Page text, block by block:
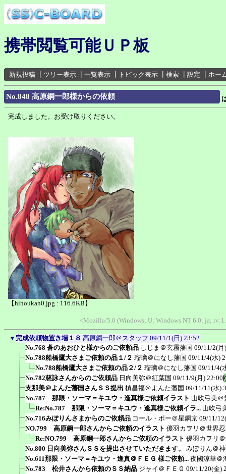
携帯閲覧可能ＵＰ板
新規投稿 ツリー表示 一覧表示 トピック表示 検索 設定 ホー
No.848 高原鋼一郎様からの依頼
完成しました。お受け取りください。
【hihoukan0.jpg : 116.6KB】
<Mozilla/5.0 (Windows; U; Windows NT 6.0; ja;
▼ 完成依頼物置き場１８ 高原鋼一郎＠スタッフ 09/11/1(日) 23:52
No.768 蒼のあおひと様からのご依頼品 しじま＠玄霧藩国 09/11/2(月
No.788船橋鷹大さまご依頼の品１/２ 瑠璃＠になし藩国 09/11/4(水)
No.788船橋鷹大さまご依頼の品２/２ 瑠璃＠になし藩国 09/11/4(
No.782慈詠さんからのご依頼品 日向美弥＠紅葉国 09/11/9(月) 22:00
支那美＠よんた藩国さんＳＳ提出 槙昌福＠よんた藩国 09/11/11(水)
No.787 那限・ソーマ＝キユウ・逢真様ご依頼イラスト 山吹弓美
Re:No.787 那限・ソーマ＝キユウ・逢真様ご依頼イラ... 山吹弓
No.716みぽりんさまからのご依頼品 コール・ポー＠星鋼京 09/11/
NO.799 高原鋼一郎さんからご依頼のイラスト 優羽カヲリ＠世界
Re:NO.799 高原鋼一郎さんからご依頼のイラスト 優羽カヲリ
No.800 日向美弥さんＳＳを提出させていただきます。
みぽりん＠
No.611那限・ソーマ＝キユウ・逢真＠ＦＥＧ 様ご依頼... 夜國涼華＠
No.783 松井さんから依頼のＳＳ納品 ジャイ＠ＦＥＧ 09/11/20(金)